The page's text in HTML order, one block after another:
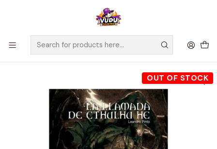
🚀 ¡Despachamos a todo Chile! Envío GRATIS a Regiones sobre
$100.000 y a RM sobre $35.000
Home Novedades
CHOOSE CTHULHU 0 LA LLAMADA DE CTHULH HE (TAPA DURA)
OUT OF STOCK